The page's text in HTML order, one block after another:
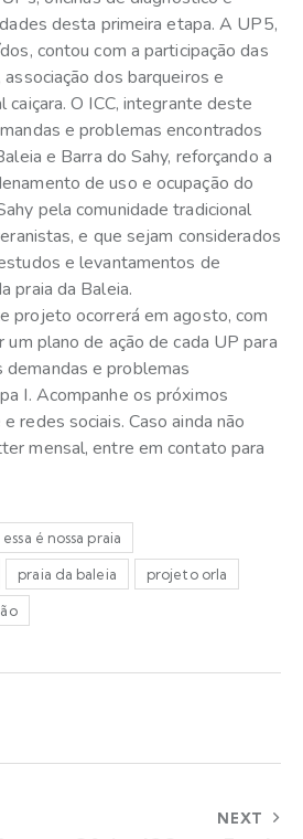
desta primeira etapa. A UP5,
contou com a participação das
dos barqueiros e
caiçara. O ICC, integrante deste
e problemas encontrados
e Barra do Sahy, reforçando a
de uso e ocupação do
pela comunidade tradicional
e que sejam considerados
e levantamentos de
praia da Baleia.
projeto ocorrerá em agosto, com
plano de ação de cada UP para
e problemas
I. Acompanhe os próximos
redes sociais. Caso ainda não
mensal, entre em contato para
essa é nossa praia
praia da baleia projeto orla
NEXT